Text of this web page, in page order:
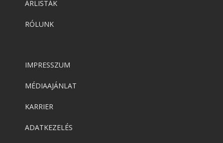
ÁRLISTÁK
RÓLUNK
IMPRESSZUM
MÉDIAAJÁNLAT
KARRIER
ADATKEZELÉS